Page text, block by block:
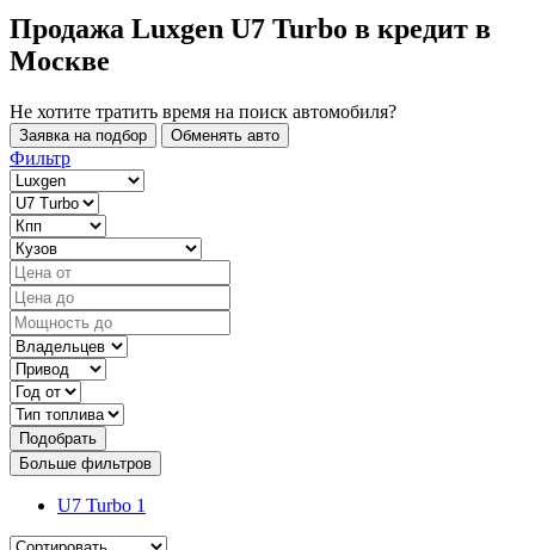
Продажа Luxgen U7 Turbo в кредит в
Москве
Не хотите тратить время на поиск автомобиля?
Заявка на подбор Обменять авто
Фильтр
Подобрать
Больше фильтров
U7 Turbo 1